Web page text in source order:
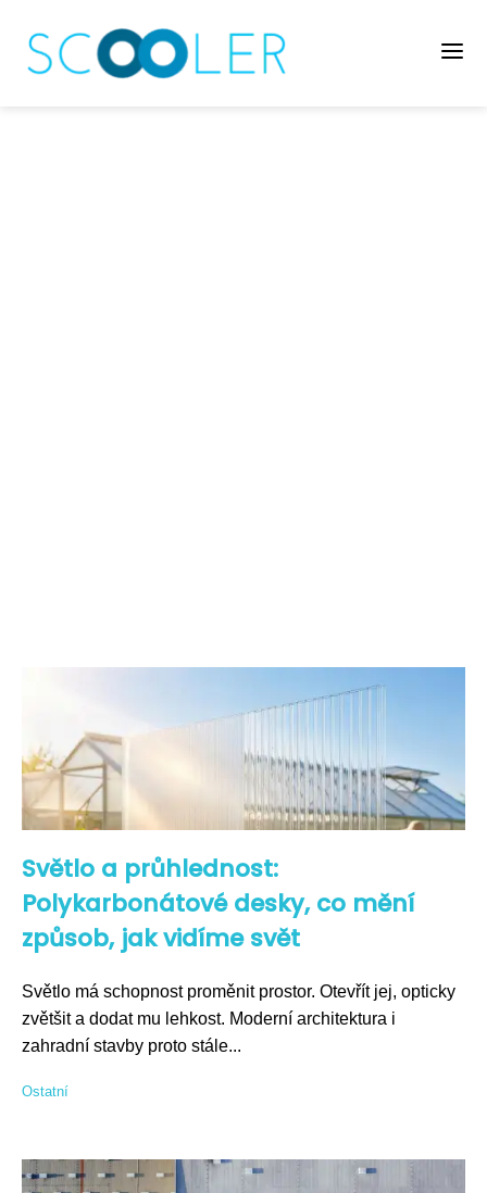
Světlo a průhlednost:
Polykarbonátové desky, co mění
způsob, jak vidíme svět
Světlo má schopnost proměnit prostor. Otevřít jej, opticky
zvětšit a dodat mu lehkost. Moderní architektura i
zahradní stavby proto stále...
Ostatní